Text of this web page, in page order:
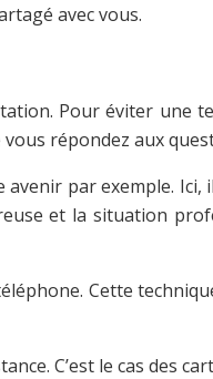
avec vous.
Pour éviter
répondez aux
par exemple. Ici,
et la situation
Cette
C’est le cas des